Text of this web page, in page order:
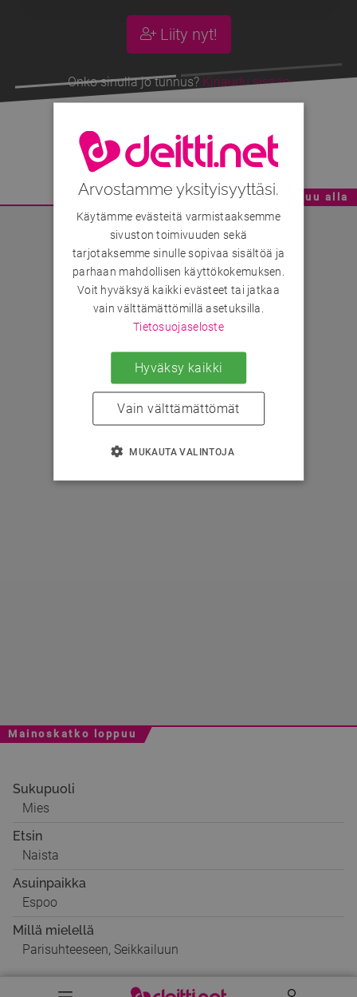
Liity nyt!
Onko sinulla jo tunnus? Kirjaudu sisään
Summer2be , 50v
Mainoskatko - Sisältö jatkuu alla
Mainoskatko loppuu
Sukupuoli
Mies
Etsin
Naista
Asuinpaikka
Espoo
Millä mielellä
Parisuhteeseen, Seikkailuun
Arvostamme yksityisyyttäsi.
Käytämme evästeitä varmistaaksemme
sivuston toimivuuden sekä
tarjotaksemme sinulle sopivaa sisältöä ja
parhaan mahdollisen käyttökokemuksen.
Voit hyväksyä kaikki evästeet tai jatkaa
vain välttämättömillä asetuksilla.
Tietosuojaseloste
Hyväksy kaikki
Vain välttämättömät
MUKAUTA VALINTOJA